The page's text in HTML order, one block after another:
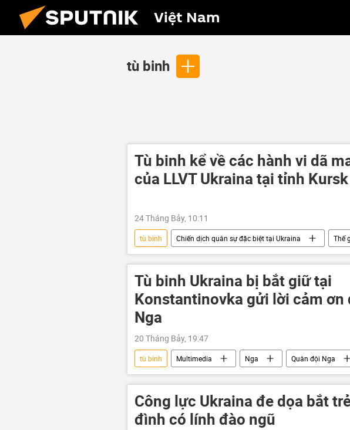
Việt Nam
tù binh
Tù binh kể về các hành vi dã
của LLVT Ukraina tại tỉnh Kursk
24 Tháng Bảy, 10:11
tù binh Chiến dịch quân sự đặc biệt tại Ukraina Thế
Kursk
Trẻ em Vladimir Putin
Tù binh Ukraina bị bắt giữ tại
Konstantinovka gửi lời cảm ơn
Nga
20 Tháng Bảy, 19:47
tù binh Multimedia Nga Quân đội Nga
Cuộc khủng hoảng ở Ukraina
Quân đội Ukraina
Sáp nhập DNR, LNR, Zaporozhye và Kherson vào Nga
lực lượng vũ trang
Video
Công lực Ukraina đe dọa bắt
đình có lính đào ngũ